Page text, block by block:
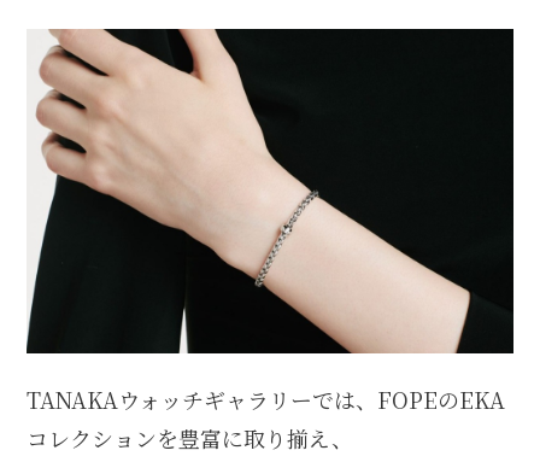
TANAKAウォッチギャラリーでは、FOPEのEKA
コレクションを豊富に取り揃え、